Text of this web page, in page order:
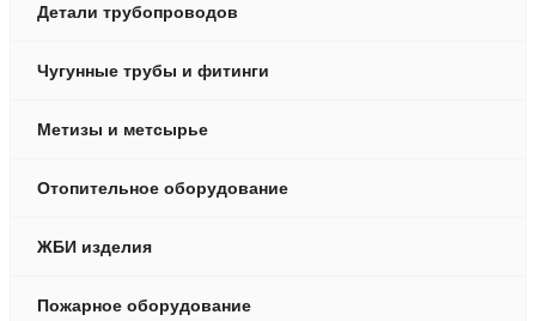
Детали трубопроводов
Чугунные трубы и фитинги
Метизы и метсырье
Отопительное оборудование
ЖБИ изделия
Пожарное оборудование